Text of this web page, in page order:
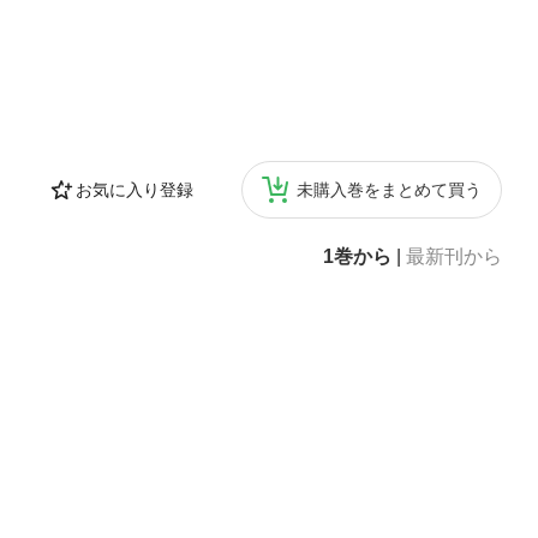
お気に入り登録 未購入巻をまとめて買う
1巻から 最新刊から